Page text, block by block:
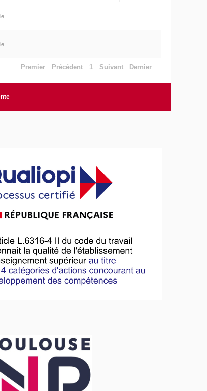
Premier Précédent 1 Suivant Dernier